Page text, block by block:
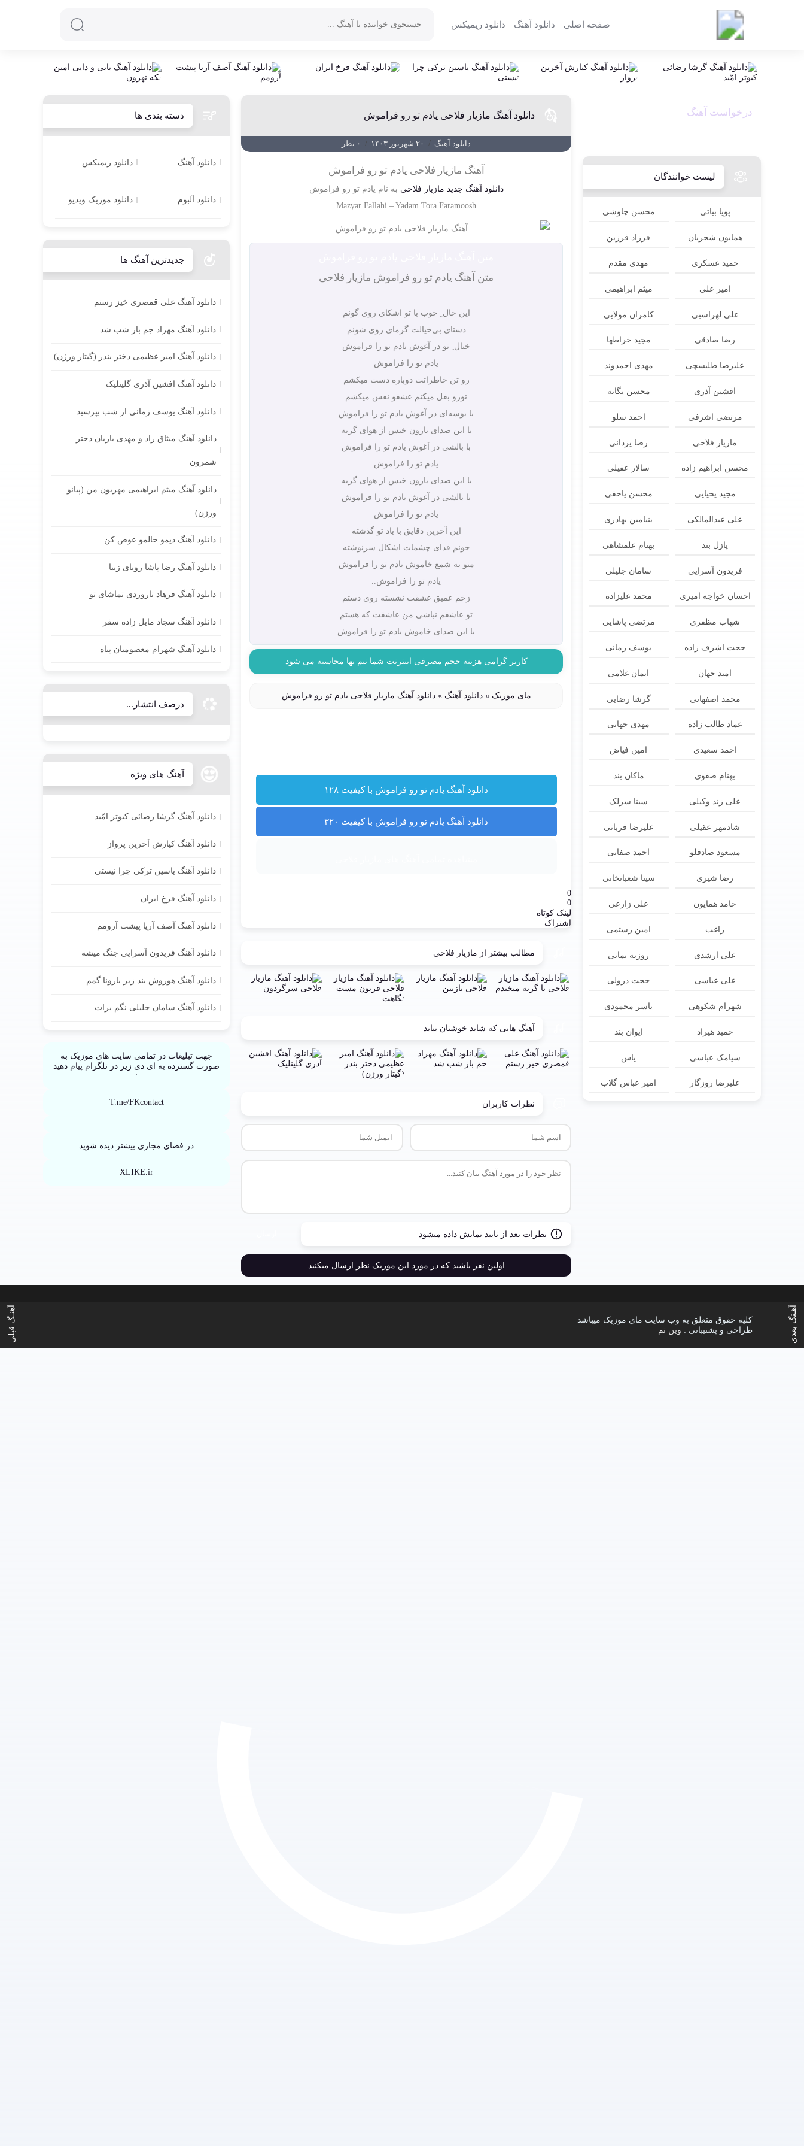
صفحه اصلی دانلود آهنگ دانلود ریمیکس
آهنـگ قبلی آهـنگ بعدی
دانلود آهنگ مازیار فلاحی یادم تو رو فراموش
دانلود آهنگ / ۲۰ شهریور ۱۴۰۳ / ۰ نظر
آهنگ مازیار فلاحی یادم تو رو فراموش
دانلود آهنگ جدید مازیار فلاحی به نام یادم تو رو فراموش
Mazyar Fallahi –Yadam Tora Faramoosh
متن آهنگ یادم تو رو فراموش مازیار فلاحی
این حال ِ خوب با تو اشکای روی گونم
دستای بی‌خیالت گرمای روی شونم
خیال ِ تو در آغوش یادم تو را فراموش
یادم تو را فراموش
رو تن خاطراتت دوباره دست میکشم
تورو بغل میکنم عشقو نفس میکشم
با بوسه‌ای در آغوش یادم تو را فراموش
با این صدای بارون خیس از هوای گریه
با بالشی در آغوش یادم تو را فراموش
یادم تو را فراموش
با این صدای بارون خیس از هوای گریه
با بالشی در آغوش یادم تو را فراموش
یادم تو را فراموش
این آخرین دقایق با یاد تو گذشته
جونم فدای چشمات اشکال سرنوشته
منو یه شمع خاموش یادم تو را فراموش
یادم تو را فراموش..
زخم عمیق عشقت نشسته روی دستم
تو عاشقم نباشی من عاشقت که هستم
با این صدای خاموش یادم تو را فراموش
کاربر گرامی هزینه حجم مصرفی اینترنت شما نیم بها محاسبه می شود
مای موزیک »دانلود آهنگ »دانلود آهنگ مازیار فلاحی یادم تو رو فراموش
دانلود آهنگ یادم تو رو فراموش با کیفیت ۱۲۸
دانلود آهنگ یادم تو رو فراموش با کیفیت ۳۲۰
0
0
لینک کوتاه
اشتراک
مطالب بیشتر از مازیار فلاحی
آهنگ هایی که شاید خوشتان بیاید
نظرات کاربران
نظرات بعد از تایید نمایش داده میشود
اولین نفر باشید که در مورد این موزیک نظر ارسال میکنید
درخواست آهنگ
لیست خوانندگان
پویا بیاتی محسن چاوشی
همایون شجریان فرزاد فرزین
حمید عسکری مهدی مقدم
امیر علی میثم ابراهیمی
علی لهراسبی کامران مولایی
رضا صادقی مجید خراطها
علیرضا طلیسچی مهدی احمدوند
افشین آذری محسن یگانه
مرتضی اشرفی احمد سلو
مازیار فلاحی رضا یزدانی
محسن ابراهیم زاده سالار عقیلی
مجید یحیایی محسن یاحقی
علی عبدالمالکی بنیامین بهادری
پازل بند بهنام علمشاهی
فریدون آسرایی سامان جلیلی
احسان خواجه امیری محمد علیزاده
شهاب مظفری مرتضی پاشایی
حجت اشرف زاده یوسف زمانی
امید جهان ایمان غلامی
محمد اصفهانی گرشا رضایی
عماد طالب زاده مهدی جهانی
احمد سعیدی امین فیاض
بهنام صفوی ماکان بند
علی زند وکیلی سینا سرلک
شادمهر عقیلی علیرضا قربانی
مسعود صادقلو احمد صفایی
رضا شیری سینا شعبانخانی
حامد همایون علی زارعی
راغب امین رستمی
علی ارشدی روزبه بمانی
علی عباسی حجت درولی
شهرام شکوهی یاسر محمودی
حمید هیراد ایوان بند
سیامک عباسی یاس
علیرضا روزگار امیر عباس گلاب
دسته بندی ها
دانلود آهنگ دانلود ریمیکس
دانلود آلبوم دانلود موزیک ویدیو
جدیدترین آهنگ ها
دانلود آهنگ علی قمصری خیز رستم
دانلود آهنگ مهراد جم باز شب شد
دانلود آهنگ امیر عظیمی دختر بندر (گیتار ورژن)
دانلود آهنگ افشین آذری گلینلیک
دانلود آهنگ یوسف زمانی از شب بپرسید
دانلود آهنگ میثاق راد و مهدی یاریان دختر
شمرون
دانلود آهنگ میثم ابراهیمی مهربون من (پیانو
ورژن)
دانلود آهنگ دیمو حالمو عوض کن
دانلود آهنگ رضا پاشا رویای زیبا
دانلود آهنگ فرهاد تاروردی تماشای تو
دانلود آهنگ سجاد مایل زاده سفر
دانلود آهنگ شهرام معصومیان پناه
درصف انتشار...
آهنگ های ویژه
دانلود آهنگ گرشا رضائی کبوتر امّید
دانلود آهنگ کیارش آخرین پرواز
دانلود آهنگ یاسین ترکی چرا نیستی
دانلود آهنگ فرخ ایران
دانلود آهنگ آصف آریا پیشت آرومم
دانلود آهنگ فریدون آسرایی جنگ میشه
دانلود آهنگ هوروش بند زیر بارونا گمم
دانلود آهنگ سامان جلیلی نگم برات
جهت تبلیغات در تمامی سایت های موزیک به
صورت گسترده به ای دی زیر در تلگرام پیام دهید
:
T.me/FKcontact
در فضای مجازی بیشتر دیده شوید
XLIKE.ir
کلیه حقوق متعلق به وب سایت مای موزیک میباشد
طراحی و پشتیبانی : وین تم